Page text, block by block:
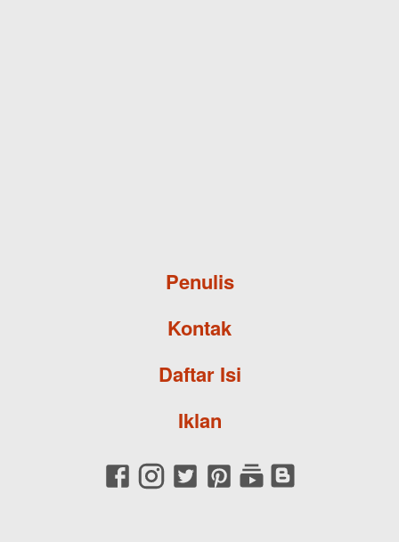
Penulis
Kontak
Daftar Isi
Iklan